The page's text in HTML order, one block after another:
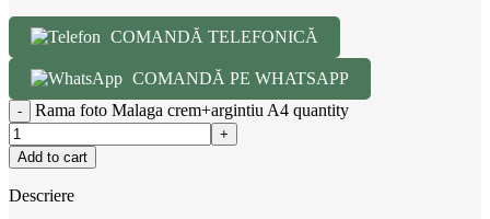
COMANDĂ TELEFONICĂ
COMANDĂ PE WHATSAPP
Rama foto Malaga crem+argintiu A4 quantity
Add to cart
Descriere